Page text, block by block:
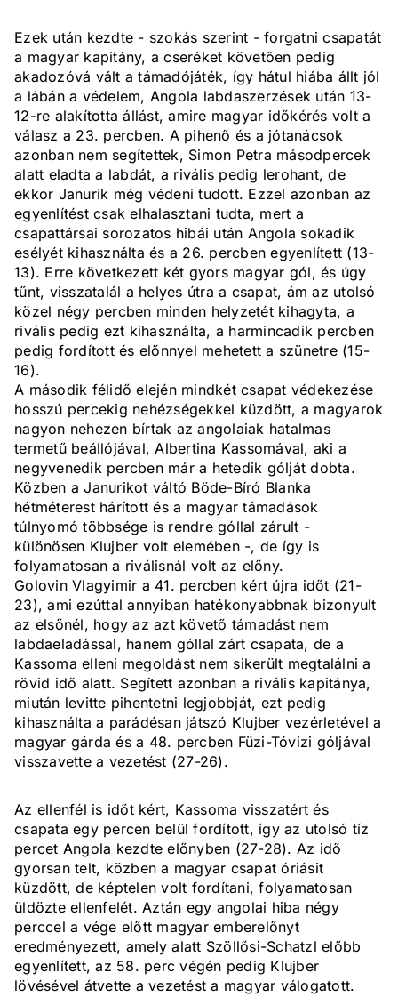
Ezek után kezdte - szokás szerint - forgatni csapatát
a magyar kapitány, a cseréket követően pedig
akadozóvá vált a támadójáték, így hátul hiába állt jól
a lábán a védelem, Angola labdaszerzések után 13-
12-re alakította állást, amire magyar időkérés volt a
válasz a 23. percben. A pihenő és a jótanácsok
azonban nem segítettek, Simon Petra másodpercek
alatt eladta a labdát, a rivális pedig lerohant, de
ekkor Janurik még védeni tudott. Ezzel azonban az
egyenlítést csak elhalasztani tudta, mert a
csapattársai sorozatos hibái után Angola sokadik
esélyét kihasználta és a 26. percben egyenlített (13-
13). Erre következett két gyors magyar gól, és úgy
tűnt, visszatalál a helyes útra a csapat, ám az utolsó
közel négy percben minden helyzetét kihagyta, a
rivális pedig ezt kihasználta, a harmincadik percben
pedig fordított és előnnyel mehetett a szünetre (15-
16).
A második félidő elején mindkét csapat védekezése
hosszú percekig nehézségekkel küzdött, a magyarok
nagyon nehezen bírtak az angolaiak hatalmas
termetű beállójával, Albertina Kassomával, aki a
negyvenedik percben már a hetedik gólját dobta.
Közben a Janurikot váltó Böde-Bíró Blanka
hétméterest hárított és a magyar támadások
túlnyomó többsége is rendre góllal zárult -
különösen Klujber volt elemében -, de így is
folyamatosan a riválisnál volt az előny.
Golovin Vlagyimir a 41. percben kért újra időt (21-
23), ami ezúttal annyiban hatékonyabbnak bizonyult
az elsőnél, hogy az azt követő támadást nem
labdaeladással, hanem góllal zárt csapata, de a
Kassoma elleni megoldást nem sikerült megtalálni a
rövid idő alatt. Segített azonban a rivális kapitánya,
miután levitte pihentetni legjobbját, ezt pedig
kihasználta a parádésan játszó Klujber vezérletével a
magyar gárda és a 48. percben Füzi-Tóvizi góljával
visszavette a vezetést (27-26).
Az ellenfél is időt kért, Kassoma visszatért és
csapata egy percen belül fordított, így az utolsó tíz
percet Angola kezdte előnyben (27-28). Az idő
gyorsan telt, közben a magyar csapat óriásit
küzdött, de képtelen volt fordítani, folyamatosan
üldözte ellenfelét. Aztán egy angolai hiba négy
perccel a vége előtt magyar emberelőnyt
eredményezett, amely alatt Szöllősi-Schatzl előbb
egyenlített, az 58. perc végén pedig Klujber
lövésével átvette a vezetést a magyar válogatott.